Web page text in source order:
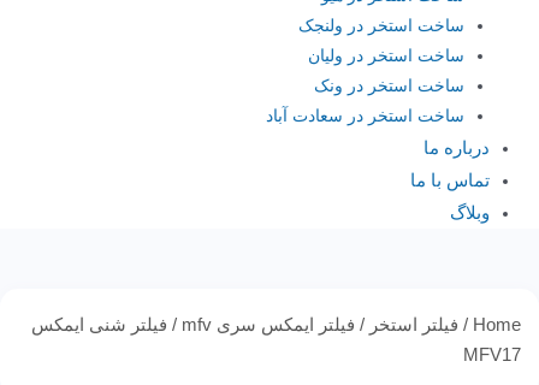
ساخت استخر در ولنجک
ساخت استخر در ولیان
ساخت استخر در ونک
ساخت استخر در سعادت آباد
درباره ما
تماس با ما
وبلاگ
Home
/ فیلتر استخر / فیلتر ایمکس سری mfv
/ فیلتر شنی ایمکس
MFV17